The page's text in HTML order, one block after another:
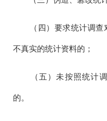
（四）要求统计调查
不真实的统计资料的；
（五）未按照统计调
的。